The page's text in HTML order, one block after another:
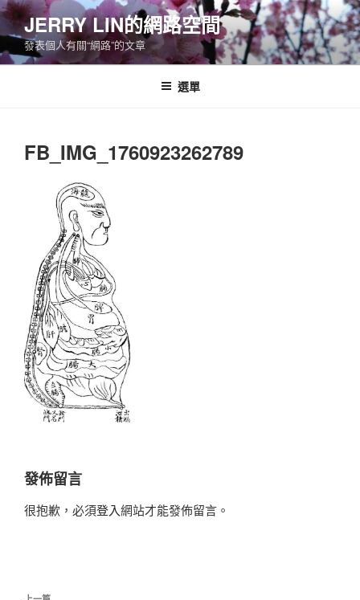
跳
至
主
要
JERRY LIN的網路空間
發表個人有關“網路”的文章
選單
FB_IMG_1760923262789
發佈留言
很抱歉，必須登入網站才能發佈留言。
文